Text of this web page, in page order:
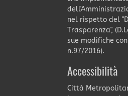
nel rispetto del
Trasparenza",
sue modifiche
n.97/2016).
Accessibilità
Città